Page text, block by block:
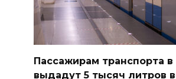
Пассажирам транспорта
выдадут 5 тысяч литров